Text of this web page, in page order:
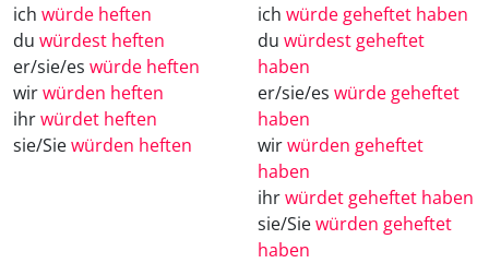
ich würde heften
du würdest heften
er/sie/es würde heften
wirwürden heften
ihrwürdet heften
sie/Siewürden heften
ich würde geheftet haben
du würdest geheftet
haben
er/sie/es würde geheftet
haben
wirwürden geheftet
haben
ihrwürdet geheftet haben
sie/Siewürden geheftet
haben